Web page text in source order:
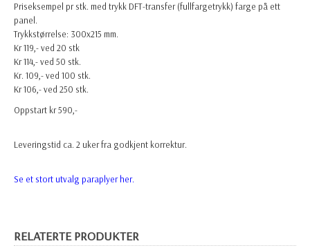
Priseksempel pr stk. med trykk DFT-transfer (fullfargetrykk) farge på ett
panel.
Trykkstørrelse: 300x215 mm.
Kr 119,- ved 20 stk
Kr 114,- ved 50 stk.
Kr. 109,- ved 100 stk.
Kr 106,- ved 250 stk.
Oppstart kr 590,-
Leveringstid ca. 2 uker fra godkjent korrektur.
Se et stort utvalg paraplyerher.
RELATERTE PRODUKTER